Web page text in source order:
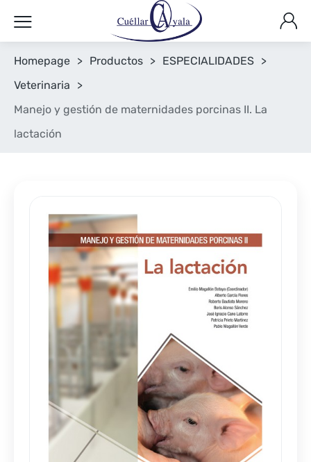
Homepage > Productos > ESPECIALIDADES >
Veterinaria
>
Manejo y gestión de maternidades porcinas II. La
lactación